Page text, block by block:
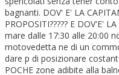
bagnanti. DOV' E' LA
PROPOSITI????? E DOV'E'
mare dalle 17:30 alle 20:00
motovedetta ne di un
dare p di posizionare
POCHE zone adibite alla